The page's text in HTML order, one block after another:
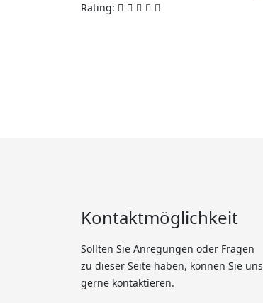
Rating:
Kontaktmöglichkeit
Sollten Sie Anregungen oder Fragen
zu dieser Seite haben, können Sie uns
gerne kontaktieren.